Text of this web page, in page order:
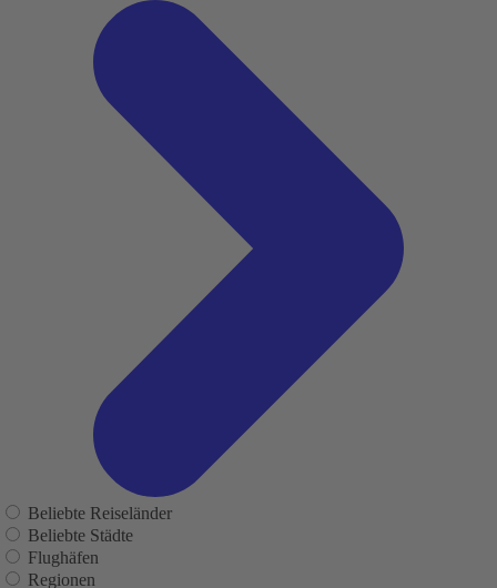
Beliebte Reiseländer
Beliebte Städte
Flughäfen
Regionen